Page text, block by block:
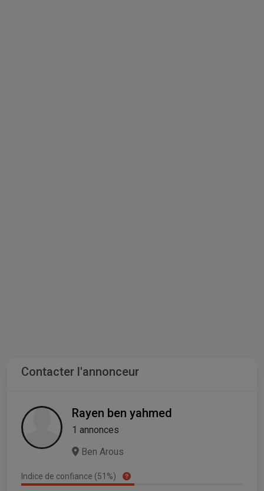
Contacter l'annonceur
Rayen ben yahmed
1 annonces
Ben Arous
Indice de confiance (51%)